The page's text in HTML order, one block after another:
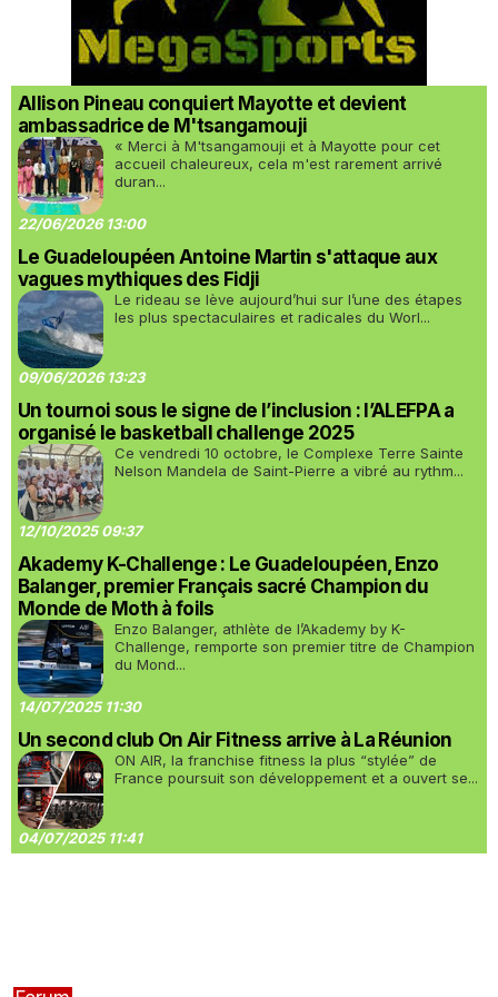
Allison Pineau conquiert Mayotte et devient
ambassadrice de M'tsangamouji
« Merci à M'tsangamouji et à Mayotte pour cet
accueil chaleureux, cela m'est rarement arrivé
duran...
22/06/2026 13:00
Le Guadeloupéen Antoine Martin s'attaque aux
vagues mythiques des Fidji
Le rideau se lève aujourd’hui sur l’une des étapes
les plus spectaculaires et radicales du Worl...
09/06/2026 13:23
Un tournoi sous le signe de l’inclusion : l’ALEFPA a
organisé le basketball challenge 2025
Ce vendredi 10 octobre, le Complexe Terre Sainte
Nelson Mandela de Saint-Pierre a vibré au rythm...
12/10/2025 09:37
Akademy K-Challenge : Le Guadeloupéen, Enzo
Balanger, premier Français sacré Champion du
Monde de Moth à foils
Enzo Balanger, athlète de l’Akademy by K-
Challenge, remporte son premier titre de Champion
du Mond...
14/07/2025 11:30
Un second club On Air Fitness arrive à La Réunion
ON AIR, la franchise fitness la plus “stylée” de
France poursuit son développement et a ouvert se...
04/07/2025 11:41